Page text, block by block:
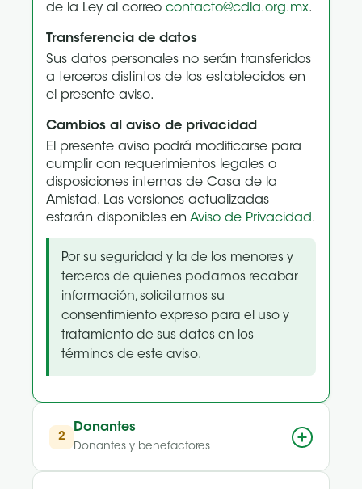
de la Ley al correo contacto@cdla.org.mx.
Transferencia de datos
Sus datos personales no serán transferidos
a terceros distintos de los establecidos en
el presente aviso.
Cambios al aviso de privacidad
El presente aviso podrá modificarse para
cumplir con requerimientos legales o
disposiciones internas de Casa de la
Amistad. Las versiones actualizadas
estarán disponibles en Aviso de Privacidad.
Por su seguridad y la de los menores y
terceros de quienes podamos recabar
información, solicitamos su
consentimiento expreso para el uso y
tratamiento de sus datos en los
términos de este aviso.
2
Donantes
Donantes y benefactores